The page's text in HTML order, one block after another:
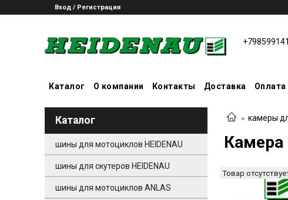
Вход / Регистрация
Каталог О компании Контакты Доставка Оплата
камеры
Камера
Товар
Каталог
шины для мотоциклов HEIDENAU
шины для скутеров HEIDENAU
шины для мотоциклов ANLAS